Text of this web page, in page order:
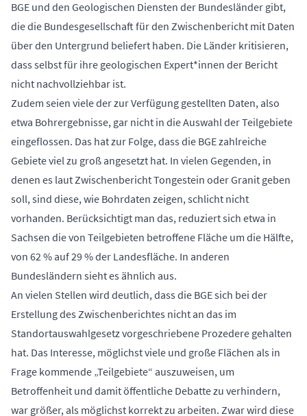
BGE und den Geologischen Diensten der Bundesländer gibt,
die die Bundesgesellschaft für den Zwischenbericht mit Daten
über den Untergrund beliefert haben. Die Länder kritisieren,
dass selbst für ihre geologischen Expert*innen der Bericht
nicht nachvollziehbar ist.
Zudem seien viele der zur Verfügung gestellten Daten, also
etwa Bohrergebnisse, gar nicht in die Auswahl der Teilgebiete
eingeflossen. Das hat zur Folge, dass die BGE zahlreiche
Gebiete viel zu groß angesetzt hat. In vielen Gegenden, in
denen es laut Zwischenbericht Tongestein oder Granit geben
soll, sind diese, wie Bohrdaten zeigen, schlicht nicht
vorhanden. Berücksichtigt man das, reduziert sich etwa in
Sachsen die von Teilgebieten betroffene Fläche um die Hälfte,
von 62 % auf 29 % der Landesfläche. In anderen
Bundesländern sieht es ähnlich aus.
An vielen Stellen wird deutlich, dass die BGE sich bei der
Erstellung des Zwischenberichtes nicht an das im
Standortauswahlgesetz vorgeschriebene Prozedere gehalten
hat. Das Interesse, möglichst viele und große Flächen als in
Frage kommende „Teilgebiete“ auszuweisen, um
Betroffenheit und damit öffentliche Debatte zu verhindern,
war größer, als möglichst korrekt zu arbeiten. Zwar wird diese